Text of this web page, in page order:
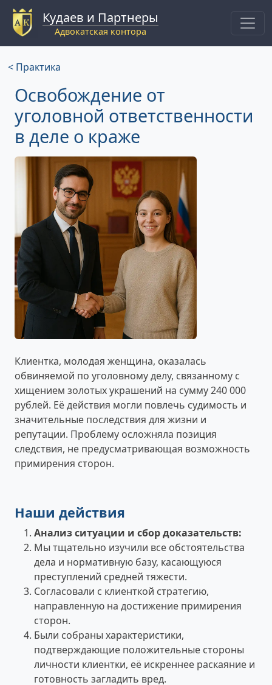
Кудаев и Партнеры
Адвокатская контора
< Практика
Освобождение от
уголовной ответственности
в деле о краже
Клиентка, молодая женщина, оказалась
обвиняемой по уголовному делу, связанному с
хищением золотых украшений на сумму 240 000
рублей. Её действия могли повлечь судимость и
значительные последствия для жизни и
репутации. Проблему осложняла позиция
следствия, не предусматривающая возможность
примирения сторон.
Наши действия
Анализ ситуации и сбор доказательств:
Мы тщательно изучили все обстоятельства
дела и нормативную базу, касающуюся
преступлений средней тяжести.
Согласовали с клиенткой стратегию,
направленную на достижение примирения
сторон.
Были собраны характеристики,
подтверждающие положительные стороны
личности клиентки, её искреннее раскаяние и
готовность загладить вред.